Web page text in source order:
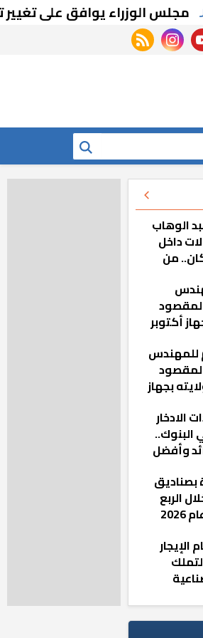
الوزراء يوافق على تغيير
instagram
rss feed
الوهاب
داخل
من
أكتوبر
للمهندس
بجهاز
الادخار
البنوك..
وأفضل
بصناديق
الربع
الإيجار